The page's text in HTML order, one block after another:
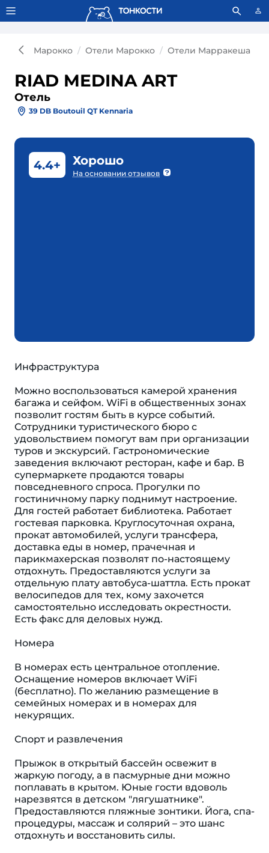
Тонкости используют сookie-файлы. Что это значит?
Марокко Отели Марокко Отели Марракеша
RIAD MEDINA ART
Отель
39 DB Boutouil QT Kennaria
4.4+ Хорошо
На основании отзывов
Инфраструктура
Можно воспользоваться камерой хранения
багажа и сейфом. WiFi в общественных зонах
позволит гостям быть в курсе событий.
Сотрудники туристического бюро с
удовольствием помогут вам при организации
туров и экскурсий. Гастрономические
заведения включают ресторан, кафе и бар. В
супермаркете продаются товары
повседневного спроса. Прогулки по
гостиничному парку поднимут настроение.
Для гостей работает библиотека. Работает
гостевая парковка. Круглосуточная охрана,
прокат автомобилей, услуги трансфера,
доставка еды в номер, прачечная и
парикмахерская позволят по-настоящему
отдохнуть. Предоставляются услуги за
отдельную плату автобуса-шаттла. Есть прокат
велосипедов для тех, кому захочется
самостоятельно исследовать окрестности.
Есть факс для деловых нужд.
Номера
В номерах есть центральное отопление.
Оснащение номеров включает WiFi
(бесплатно). По желанию размещение в
семейных номерах и в номерах для
некурящих.
Спорт и развлечения
Прыжок в открытый бассейн освежит в
жаркую погоду, а в пасмурные дни можно
поплавать в крытом. Юные гости вдоволь
нарезвятся в детском "лягушатнике".
Предоставляются пляжные зонтики. Йога, спа-
процедуры, массаж и солярий – это шанс
отдохнуть и восстановить силы.